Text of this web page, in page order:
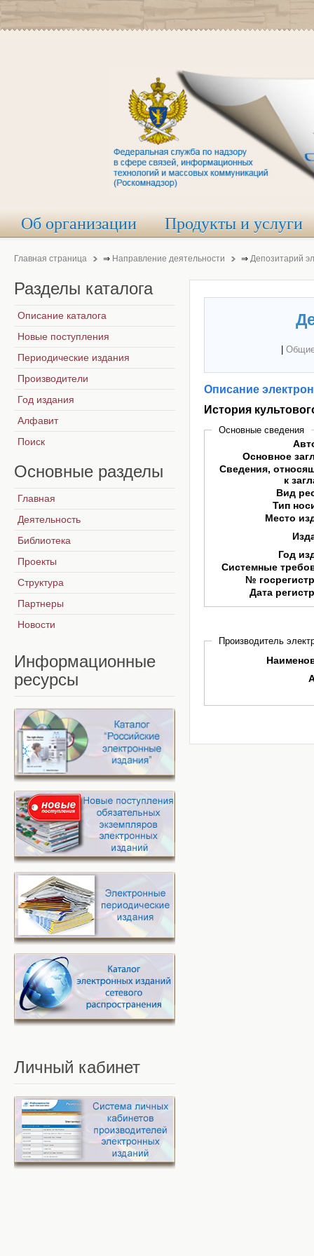
Об организации Продукты и услуги
Главная страница ⇒ Направление деятельности ⇒ Депозитарий
Описание
История
Основные сведения
Основное
Сведения,
к
Вид
Тип
Место
Год
Системные
№
Дата
Производитель
Разделы каталога
Описание каталога
Новые поступления
Периодические издания
Производители
Год издания
Алфавит
Поиск
Основные разделы
Главная
Деятельность
Библиотека
Проекты
Структура
Партнеры
Новости
Информационные
ресурсы
Личный кабинет